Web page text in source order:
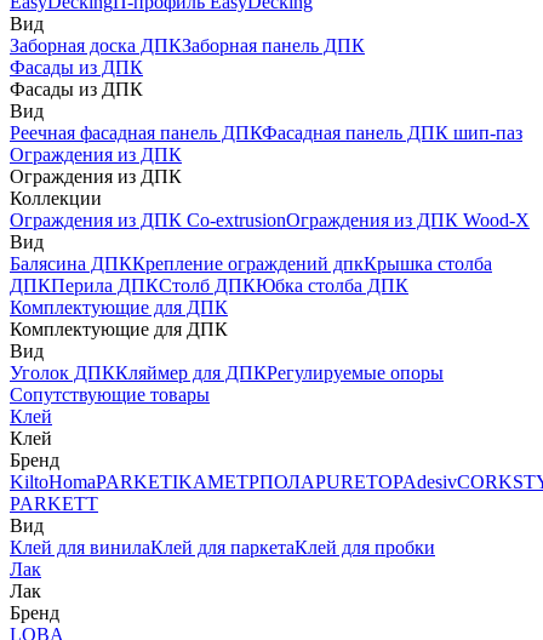
Вид
Заборная доска ДПКЗаборная панель ДПК
Фасады из ДПК
Фасады из ДПК
Вид
Реечная фасадная панель ДПКФасадная панель ДПК шип-паз
Ограждения из ДПК
Ограждения из ДПК
Коллекции
Ограждения из ДПК Co-extrusionОграждения из ДПК Wood-X
Вид
Балясина ДПККрепление ограждений дпкКрышка столба
ДПКПерила ДПКСтолб ДПКЮбка столба ДПК
Комплектующие для ДПК
Комплектующие для ДПК
Вид
Уголок ДПККляймер для ДПКРегулируемые опоры
Сопутствующие товары
Клей
Клей
Бренд
KiltoHomaPARKETIKAМЕТРПОЛАPURETOPAdesiv
PARKETT
Вид
Клей для винилаКлей для паркетаКлей для пробки
Лак
Лак
Бренд
LOBA